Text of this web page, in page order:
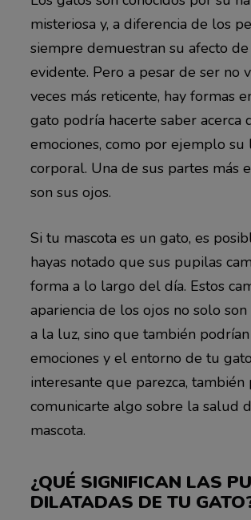
misteriosa y, a diferencia de los
siempre demuestran su afecto
evidente. Pero a pesar de ser no
veces más reticente, hay formas
gato podría hacerte saber acerca
emociones, como por ejemplo su
corporal. Una de sus partes más
son sus ojos.
Si tu mascota es un gato, es
hayas notado que sus pupilas
forma a lo largo del día. Estos
apariencia de los ojos no solo son
a la luz, sino que también
emociones y el entorno de tu
interesante que parezca, también
comunicarte algo sobre la salud
mascota.
¿QUÉ SIGNIFICAN LAS
DILATADAS DE TU